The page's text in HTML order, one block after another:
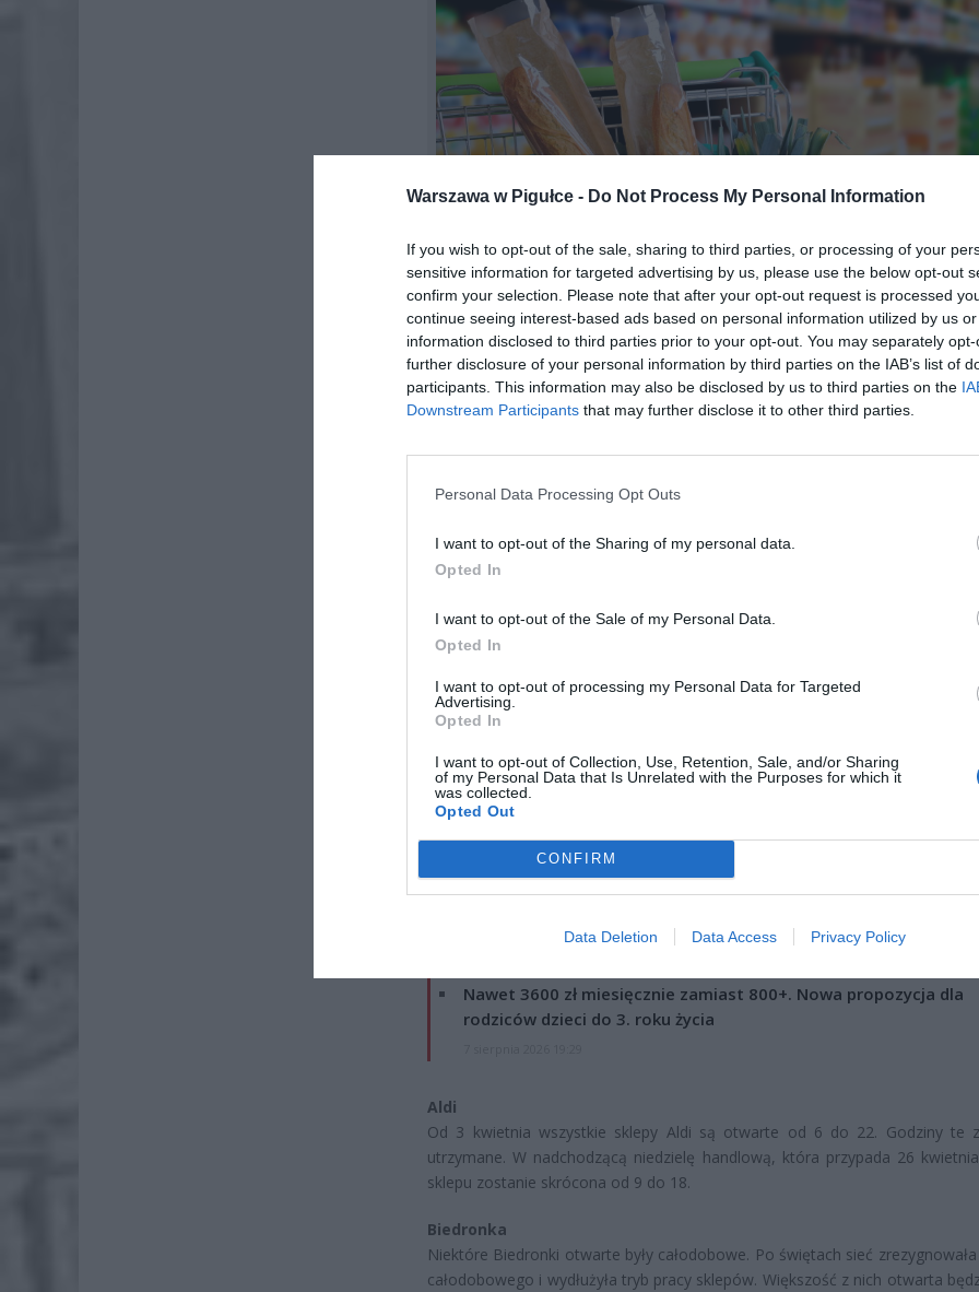
Warszawa w Pigułce - Do Not Process My Personal Information
If you wish to opt-out of the sale, sharing to third parties, or processing of your
sensitive information for targeted advertising by us, please use the below opt-out
confirm your selection. Please note that after your opt-out request is processed
continue seeing interest-based ads based on personal information utilized by us
information disclosed to third parties prior to your opt-out. You may separately
further disclosure of your personal information by third parties on the IAB’s list of
participants. This information may also be disclosed by us to third parties on the
Downstream Participants that may further disclose it to other third parties.
Personal Data Processing Opt Outs
I want to opt-out of the Sharing of my personal data.
Opted In
I want to opt-out of the Sale of my Personal Data.
Opted In
I want to opt-out of processing my Personal Data for Targeted
Advertising.
Opted In
I want to opt-out of Collection, Use, Retention, Sale, and/or Sharing
of my Personal Data that Is Unrelated with the Purposes for which it
was collected.
Opted Out
CONFIRM
Data Deletion Data Access Privacy Policy
Fot. Shutterstock
Większość sieci, jak np. Netto, powraca do normalnego trybu pracy
przestawienie ich w całodobowy tryb pracy.
ZOBACZ RÓWNIEŻ:
26-letni obywatel Ukrainy zaatakował zakonnicę i zerwał jej
Nawet 3600 zł miesięcznie zamiast 800+. Nowa propozycja dla
rodziców dzieci do 3. roku życia
Aldi
Od 3 kwietnia wszystkie sklepy Aldi są otwarte od 6 do 22. Godziny te
utrzymane. W nadchodzącą niedzielę handlową, która przypada 26
sklepu zostanie skrócona od 9 do 18.
Biedronka
Niektóre Biedronki otwarte były całodobowe. Po świętach sieć
całodobowego i wydłużyła tryb pracy sklepów. Większość z nich otwarta